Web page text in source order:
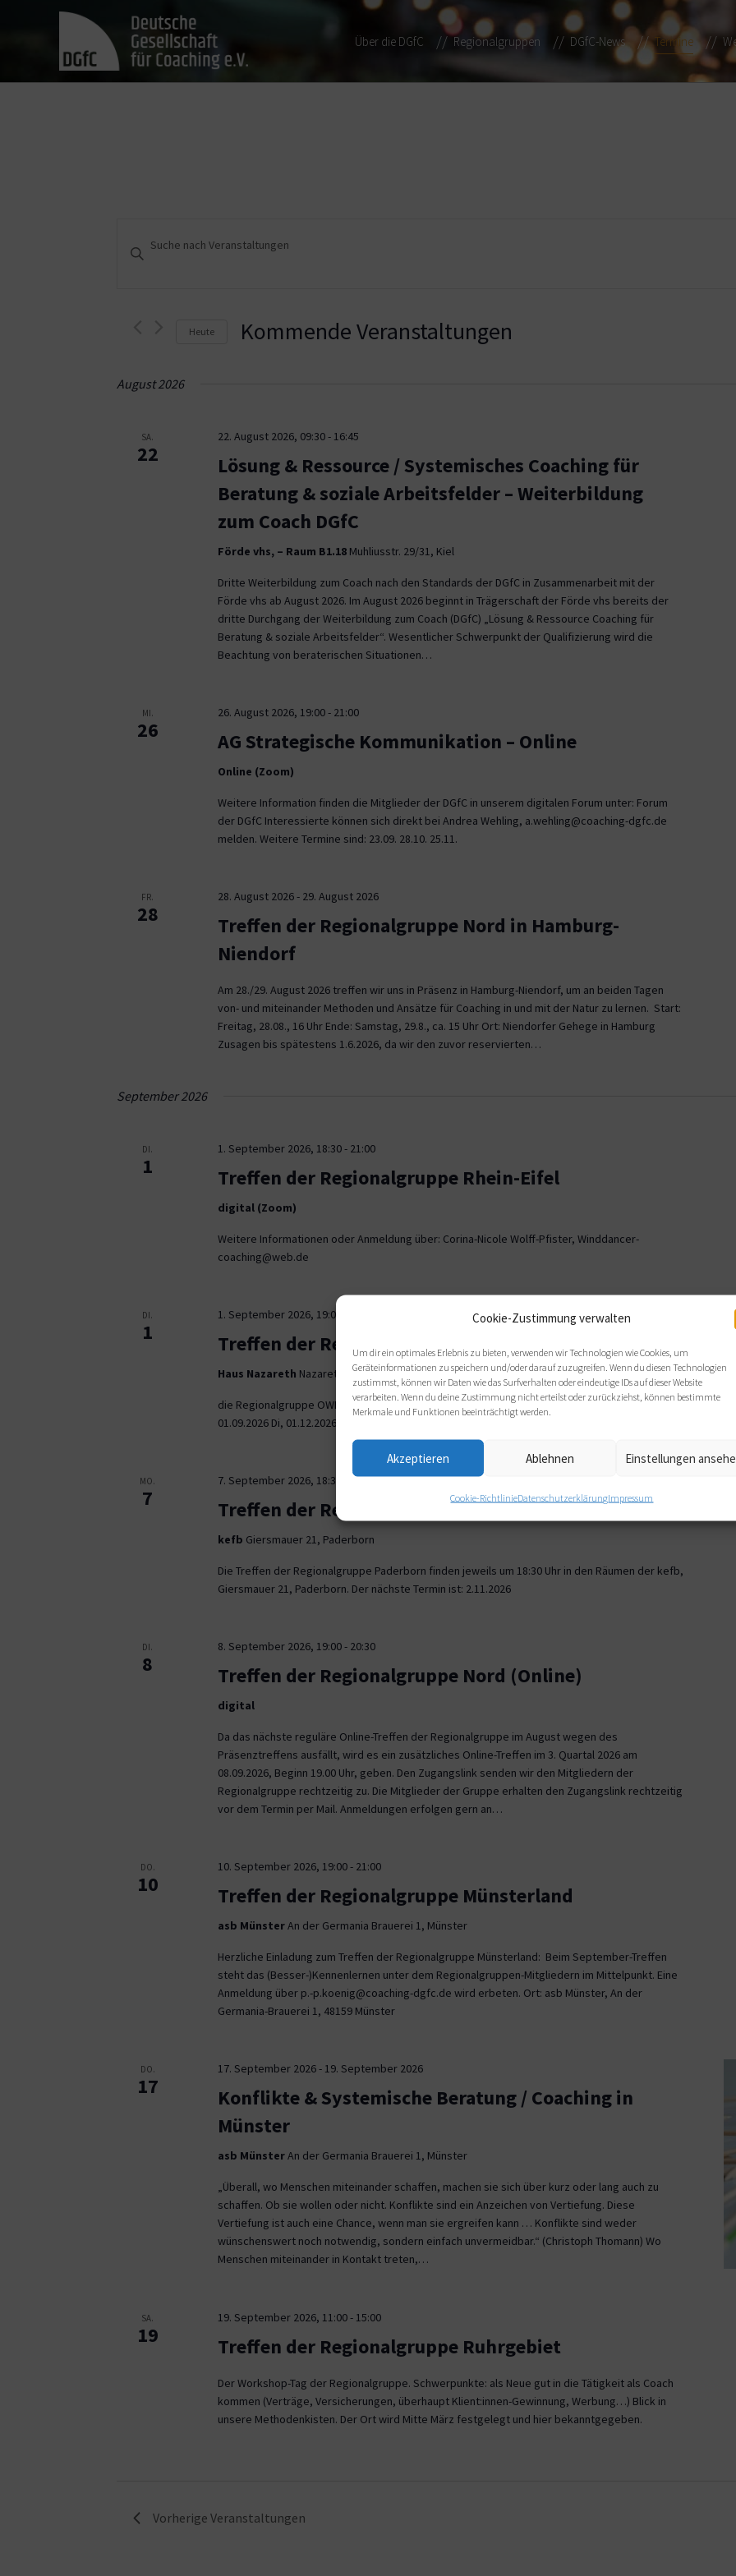
Cookie-Zustimmung verwalten
Um dir ein optimales Erlebnis zu bieten, verwenden wir Technologien wie Cookies, um
Geräteinformationen zu speichern und/oder darauf zuzugreifen. Wenn du diesen Technologien
zustimmst, können wir Daten wie das Surfverhalten oder eindeutige IDs auf dieser Website
verarbeiten. Wenn du deine Zustimmung nicht erteilst oder zurückziehst, können bestimmte
Merkmale und Funktionen beeinträchtigt werden.
Akzeptieren Ablehnen Einstellungen
Cookie-RichtlinieDatenschutzerklärungImpressum
Über die DGfC Regionalgruppen DGfC-News Termine
Veranstaltungen
Suche
Ansichten,
Navigation
Schlüsselwort
Heute Kommende Veranstaltungen
August 2026
SA.
22
22. August 2026, 09:30- 16:45
Lösung & Ressource / Systemisches Coaching für
Beratung & soziale Arbeitsfelder – Weiterbildung
zum Coach DGfC
Förde vhs, – Raum B1.18 Muhliusstr. 29/31, Kiel
Dritte Weiterbildung zum Coach nach den Standards der DGfC in Zusammenarbeit mit der
Förde vhs ab August 2026. Im August 2026 beginnt in Trägerschaft der Förde vhs bereits der
dritte Durchgang der Weiterbildung zum Coach (DGfC) „Lösung & Ressource Coaching für
Beratung & soziale Arbeitsfelder“. Wesentlicher Schwerpunkt der Qualifizierung wird die
Beachtung von beraterischen Situationen…
MI.
26
26. August 2026, 19:00- 21:00
AG Strategische Kommunikation – Online
Online (Zoom)
Weitere Information finden die Mitglieder der DGfC in unserem digitalen Forum unter: Forum
der DGfC Interessierte können sich direkt bei Andrea Wehling, a.wehling@coaching-dgfc.de
melden. Weitere Termine sind: 23.09. 28.10. 25.11.
FR.
28
28. August 2026- 29. August 2026
Treffen der Regionalgruppe Nord in Hamburg-
Niendorf
Am 28./29. August 2026 treffen wir uns in Präsenz in Hamburg-Niendorf, um an beiden Tagen
von- und miteinander Methoden und Ansätze für Coaching in und mit der Natur zu lernen. Start:
Freitag, 28.08., 16 Uhr Ende: Samstag, 29.8., ca. 15 Uhr Ort: Niendorfer Gehege in Hamburg
Zusagen bis spätestens 1.6.2026, da wir den zuvor reservierten…
September 2026
DI.
1
1. September 2026, 18:30- 21:00
Treffen der Regionalgruppe Rhein-Eifel
digital (Zoom)
Weitere Informationen oder Anmeldung über: Corina-Nicole Wolff-Pfister, Winddancer-
coaching@web.de
DI.
1
1. September 2026, 19:00
Treffen der Regionalgruppe OWL
Haus Nazareth Nazarethweg 5, Bielefeld
die Regionalgruppe OWL trifft sich wie gewohnt im Haus Nazareth an folgenden Terminen: Di,
01.09.2026 Di, 01.12.2026 jeweils von 19 bis 21 Uhr.
MO.
7
7. September 2026, 18:30 21:30
Treffen der Regionalgruppe Paderborn
kefb Giersmauer 21, Paderborn
Die Treffen der Regionalgruppe Paderborn finden jeweils um 18:30 Uhr in den Räumen der kefb,
Giersmauer 21, Paderborn. Der nächste Termin ist: 2.11.2026
DI.
8
8. September 2026, 19:00- 20:30
Treffen der Regionalgruppe Nord (Online)
digital
Da das nächste reguläre Online-Treffen der Regionalgruppe im August wegen des
Präsenztreffens ausfällt, wird es ein zusätzliches Online-Treffen im 3. Quartal 2026 am
08.09.2026, Beginn 19.00 Uhr, geben. Den Zugangslink senden wir den Mitgliedern der
Regionalgruppe rechtzeitig zu. Die Mitglieder der Gruppe erhalten den Zugangslink rechtzeitig
vor dem Termin per Mail. Anmeldungen erfolgen gern an…
DO.
10
10. September 2026, 19:00- 21:00
Treffen der Regionalgruppe Münsterland
asb MünsterAn der Germania Brauerei 1, Münster
Herzliche Einladung zum Treffen der Regionalgruppe Münsterland: Beim September-Treffen
steht das (Besser-)Kennenlernen unter dem Regionalgruppen-Mitgliedern im Mittelpunkt. Eine
Anmeldung über p.-p.koenig@coaching-dgfc.de wird erbeten. Ort: asb Münster, An der
Germania-Brauerei 1, 48159 Münster
DO.
17
17. September 2026- 19. September 2026
Konflikte & Systemische Beratung / Coaching in
Münster
asb MünsterAn der Germania Brauerei 1, Münster
„Überall, wo Menschen miteinander schaffen, machen sie sich über kurz oder lang auch zu
schaffen. Ob sie wollen oder nicht. Konflikte sind ein Anzeichen von Vertiefung. Diese
Vertiefung ist auch eine Chance, wenn man sie ergreifen kann … Konflikte sind weder
wünschenswert noch notwendig, sondern einfach unvermeidbar.“ (Christoph Thomann) Wo
Menschen miteinander in Kontakt treten,…
SA.
19
19. September 2026, 11:00- 15:00
Treffen der Regionalgruppe Ruhrgebiet
Der Workshop-Tag der Regionalgruppe. Schwerpunkte: als Neue gut in die Tätigkeit als Coach
kommen (Verträge, Versicherungen, überhaupt Klient:innen-Gewinnung, Werbung…) Blick in
unsere Methodenkisten. Der Ort wird Mitte März festgelegt und hier bekanntgegeben.
Vorherige Veranstaltungen